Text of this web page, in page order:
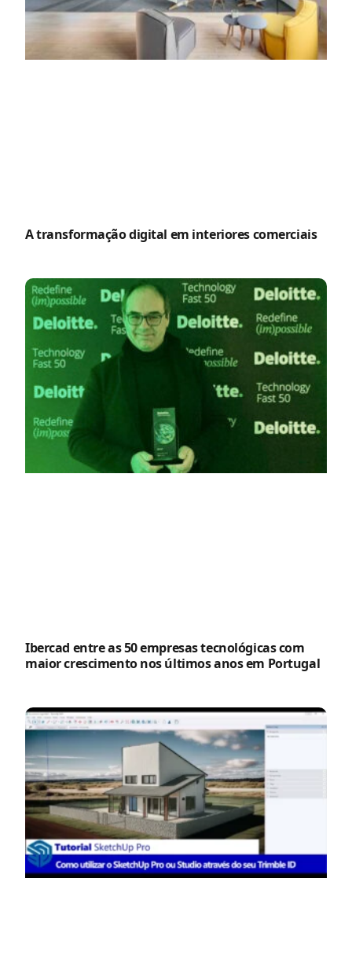
A transformação digital em interiores comerciais
Ibercad entre as 50 empresas tecnológicas com
maior crescimento nos últimos anos em Portugal